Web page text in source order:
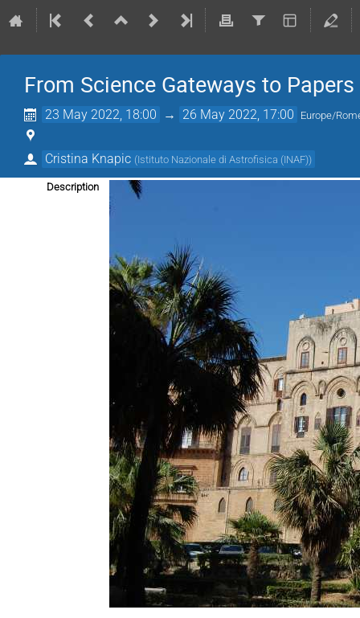
From Science Gateways to Papers
23 May 2022, 18:00 → 26 May 2022, 17:00 Europe/
Cristina Knapic (Istituto Nazionale di Astrofisica (INAF))
Description